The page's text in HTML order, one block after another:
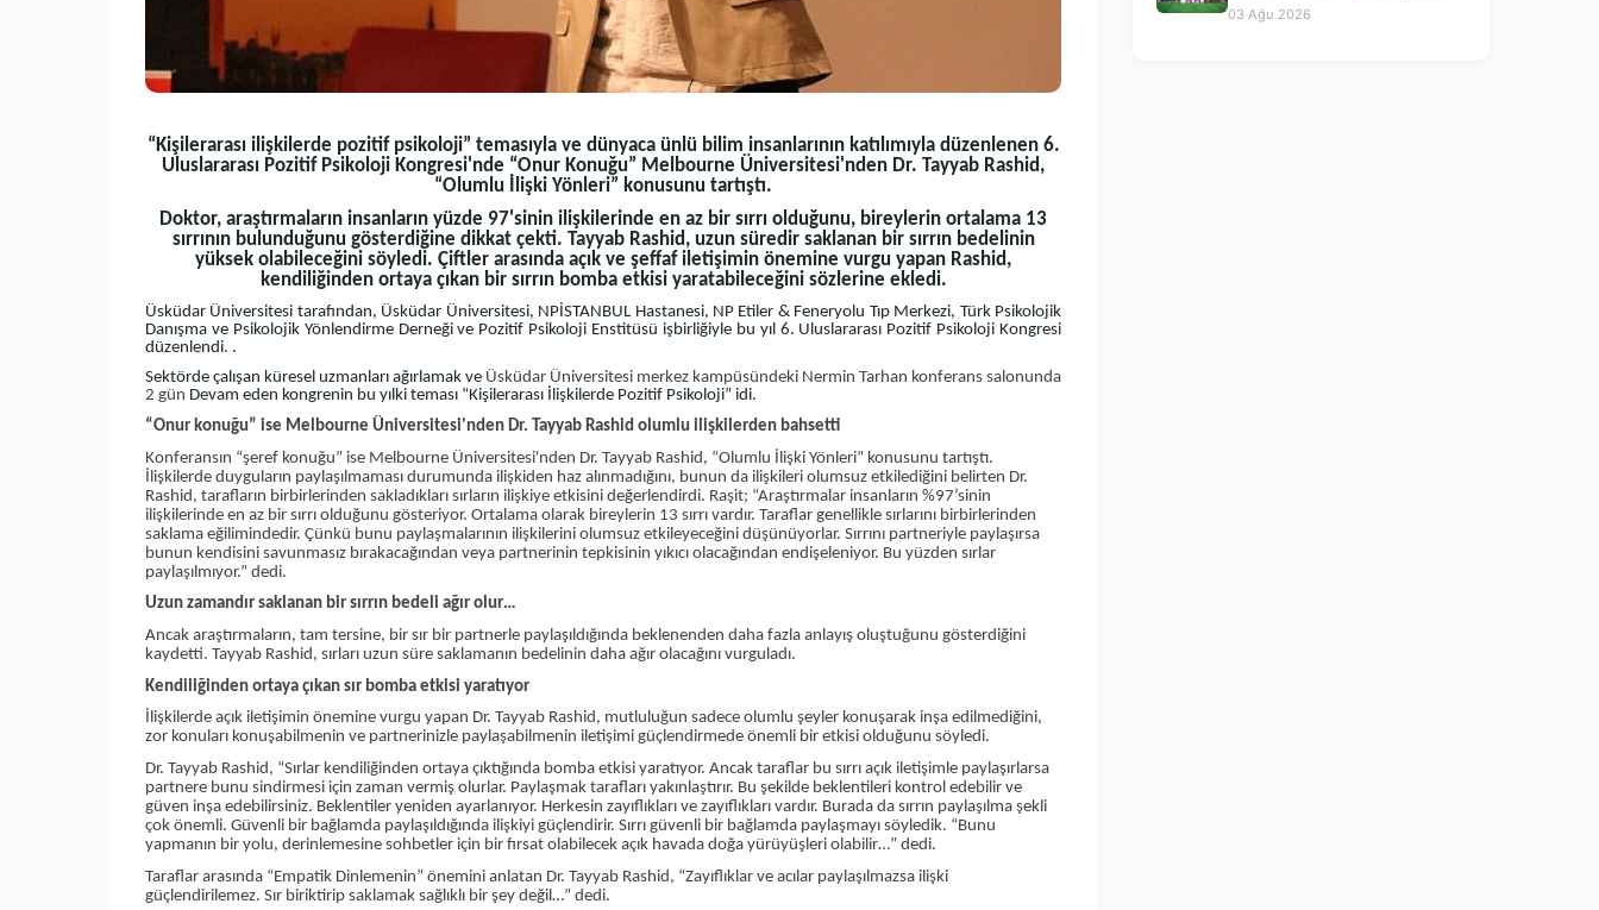
“Kişilerarası ilişkilerde pozitif psikoloji” temasıyla ve dünyaca ünlü bilim insanlarının katılımıyla düzenlenen 6.
Uluslararası Pozitif Psikoloji Kongresi'nde “Onur Konuğu” Melbourne Üniversitesi'nden Dr. Tayyab Rashid,
“Olumlu İlişki Yönleri” konusunu tartıştı.
Doktor, araştırmaların insanların yüzde 97'sinin ilişkilerinde en az bir sırrı olduğunu, bireylerin ortalama 13
sırrının bulunduğunu gösterdiğine dikkat çekti. Tayyab Rashid, uzun süredir saklanan bir sırrın bedelinin
yüksek olabileceğini söyledi. Çiftler arasında açık ve şeffaf iletişimin önemine vurgu yapan Rashid,
kendiliğinden ortaya çıkan bir sırrın bomba etkisi yaratabileceğini sözlerine ekledi.
Üsküdar Üniversitesi tarafından, Üsküdar Üniversitesi, NPİSTANBUL Hastanesi, NP Etiler & Feneryolu Tıp Merkezi, Türk Psikolojik
Danışma ve Psikolojik Yönlendirme Derneği ve Pozitif Psikoloji Enstitüsü işbirliğiyle bu yıl 6. Uluslararası Pozitif Psikoloji Kongresi
düzenlendi. .
Sektörde çalışan küresel uzmanları ağırlamak ve Üsküdar Üniversitesi merkez kampüsündeki Nermin Tarhan konferans salonunda
2 gün Devam eden kongrenin bu yılki teması “Kişilerarası İlişkilerde Pozitif Psikoloji” idi.
“Onur konuğu” ise Melbourne Üniversitesi'nden Dr. Tayyab Rashid olumlu ilişkilerden bahsetti
Konferansın “şeref konuğu” ise Melbourne Üniversitesi'nden Dr. Tayyab Rashid, “Olumlu İlişki Yönleri” konusunu tartıştı.
İlişkilerde duyguların paylaşılmaması durumunda ilişkiden haz alınmadığını, bunun da ilişkileri olumsuz etkilediğini belirten Dr.
Rashid, tarafların birbirlerinden sakladıkları sırların ilişkiye etkisini değerlendirdi. Raşit; “Araştırmalar insanların %97’sinin
ilişkilerinde en az bir sırrı olduğunu gösteriyor. Ortalama olarak bireylerin 13 sırrı vardır. Taraflar genellikle sırlarını birbirlerinden
saklama eğilimindedir. Çünkü bunu paylaşmalarının ilişkilerini olumsuz etkileyeceğini düşünüyorlar. Sırrını partneriyle paylaşırsa
bunun kendisini savunmasız bırakacağından veya partnerinin tepkisinin yıkıcı olacağından endişeleniyor. Bu yüzden sırlar
paylaşılmıyor.” dedi.
Uzun zamandır saklanan bir sırrın bedeli ağır olur…
Ancak araştırmaların, tam tersine, bir sır bir partnerle paylaşıldığında beklenenden daha fazla anlayış oluştuğunu gösterdiğini
kaydetti. Tayyab Rashid, sırları uzun süre saklamanın bedelinin daha ağır olacağını vurguladı.
Kendiliğinden ortaya çıkan sır bomba etkisi yaratıyor
İlişkilerde açık iletişimin önemine vurgu yapan Dr. Tayyab Rashid, mutluluğun sadece olumlu şeyler konuşarak inşa edilmediğini,
zor konuları konuşabilmenin ve partnerinizle paylaşabilmenin iletişimi güçlendirmede önemli bir etkisi olduğunu söyledi.
Dr. Tayyab Rashid, “Sırlar kendiliğinden ortaya çıktığında bomba etkisi yaratıyor. Ancak taraflar bu sırrı açık iletişimle paylaşırlarsa
partnere bunu sindirmesi için zaman vermiş olurlar. Paylaşmak tarafları yakınlaştırır. Bu şekilde beklentileri kontrol edebilir ve
güven inşa edebilirsiniz. Beklentiler yeniden ayarlanıyor. Herkesin zayıflıkları ve zayıflıkları vardır. Burada da sırrın paylaşılma şekli
çok önemli. Güvenli bir bağlamda paylaşıldığında ilişkiyi güçlendirir. Sırrı güvenli bir bağlamda paylaşmayı söyledik. “Bunu
yapmanın bir yolu, derinlemesine sohbetler için bir fırsat olabilecek açık havada doğa yürüyüşleri olabilir…” dedi.
Taraflar arasında “Empatik Dinlemenin” önemini anlatan Dr. Tayyab Rashid, “Zayıflıklar ve acılar paylaşılmazsa ilişki
güçlendirilemez. Sır biriktirip saklamak sağlıklı bir şey değil…” dedi.
Coşkuyla Kutlandı
03 Ağu 2026